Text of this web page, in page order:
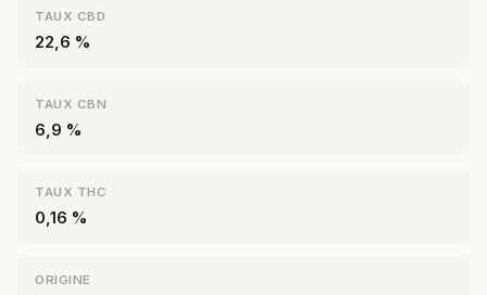
TAUX CBD
22,6 %
TAUX CBN
6,9 %
TAUX THC
0,16 %
ORIGINE